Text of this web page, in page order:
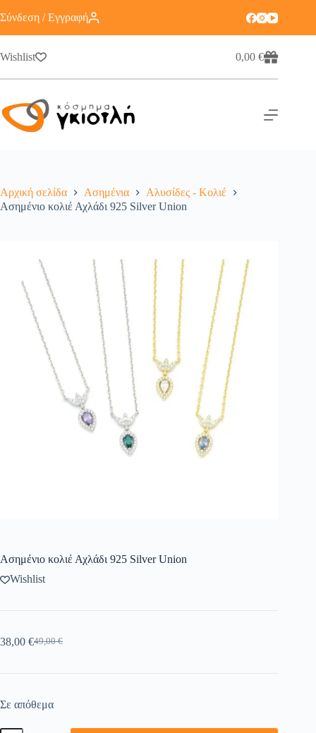
Σύνδεση / Εγγραφή
Wishlist 0,00€
Αρχική σελίδα Ασημένια
Αλυσίδες - Κολιέ
Ασημένιο κολιέ Αχλάδι 925 Silver Union
Ασημένιο κολιέ Αχλάδι 925 Silver Union
Wishlist
49,00€
38,00 €
Σε απόθεμα